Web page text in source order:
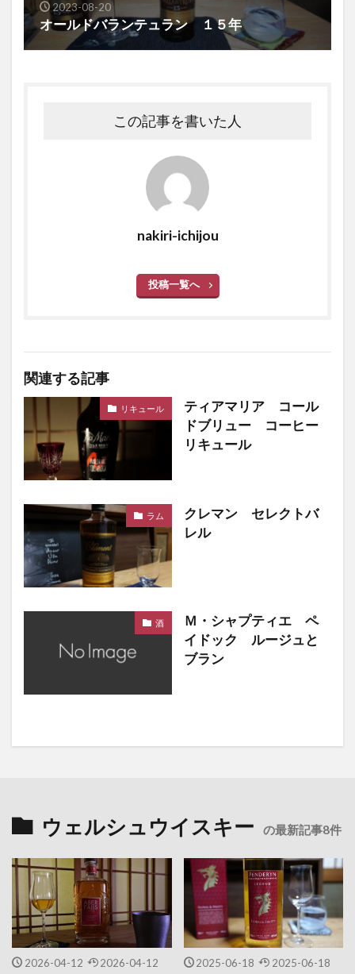
2023-08-20
オールドバランテュラン １５年
この記事を書いた人
nakiri-ichijou
投稿一覧へ
関連する記事
リキュール
ティアマリア コール
ドブリュー コーヒー
リキュール
ラム
クレマン セレクトバ
レル
酒
Ｍ・シャプティエ ペ
イドック ルージュと
ブラン
ウェルシュウイスキー の最新記事8件
2026-04-12 2026-04-12 2025-06-18 2025-06-18